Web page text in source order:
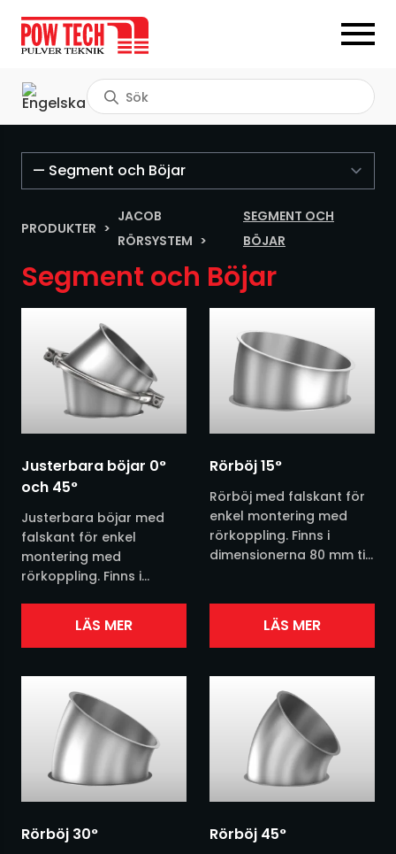
< Tillbaka
Nya produkter
Begagnat
Blandare
Cellmatare Sluss
Doserare
Filter
Fluidisering
Fördelare
Jacob rörsystem
Kvarnar
Pneumatisk transport
Processvågar
Silo
< Tillbaka
Bageri
Betong och cement
Energi
Kemi
Livsmedel
Plast
Snus
Produktsökning
PRODUKTER
JACOB
RÖRSYSTEM
SEGMENT OCH
BÖJAR
Segment och Böjar
Justerbara böjar 0°
och 45°
Justerbara böjar med
falskant för enkel
montering med
rörkoppling. Finns i
till 250 mm. Finns i
grundmålat,
rostfritt. Se vårt
produktblad nedan för
LÄS MER
Rörböj 15°
Rörböj med falskant för
enkel montering med
rörkoppling. Finns i
dimensionerna 80 mm till
galvaniserat eller
rostfritt. Se vår
produktblad nedan för
mer...
LÄS MER
Rörböj 30° Rörböj 45°